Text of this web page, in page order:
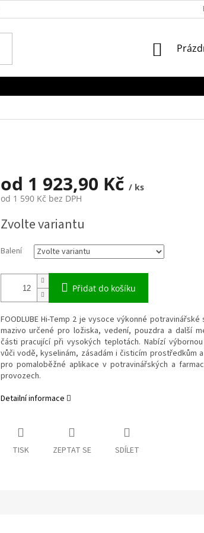
od 1 923,90 Kč / ks
od 1 590 Kč bez DPH
cena:
Zvolte variantu
Balení
Přidat do košíku
FOODLUBE Hi-Temp 2 je vysoce výkonné potravinářské
mazivo určené pro ložiska, vedení, pouzdra a další
části pracující při vysokých teplotách. Nabízí
vůči vodě, kyselinám, zásadám i čisticím prostředkům
pro pomaloběžné aplikace v potravinářských a
provozech.
Detailní informace
TISK ZEPTAT SE SDÍLET